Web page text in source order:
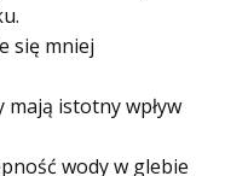
się mniej
istotny wpływ
wody w glebie